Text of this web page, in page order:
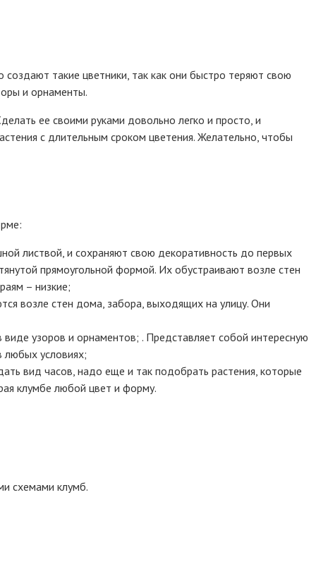
такие цветники, так как они быстро теряют свою
и орнаменты.
ее своими руками довольно легко и просто, и
с длительным сроком цветения. Желательно, чтобы
листвой, и сохраняют свою декоративность до первых
прямоугольной формой. Их обустраивают возле стен
– низкие;
возле стен дома, забора, выходящих на улицу. Они
узоров и орнаментов; . Представляет собой интересную
любых условиях;
вид часов, надо еще и так подобрать растения, которые
клумбе любой цвет и форму.
схемами клумб.